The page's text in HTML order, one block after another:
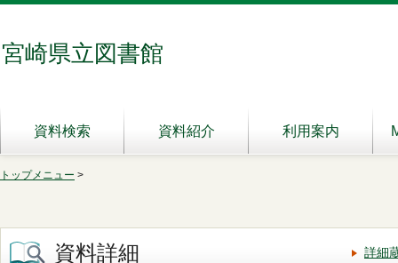
宮崎県立図書館
資料検索 資料紹介 利用案内
トップメニュー >
資料詳細 詳細